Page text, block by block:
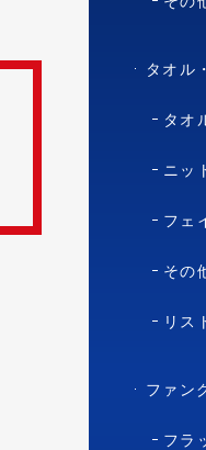
タオル
タオ
ニット
フェ
その
リス
ファン
フラ